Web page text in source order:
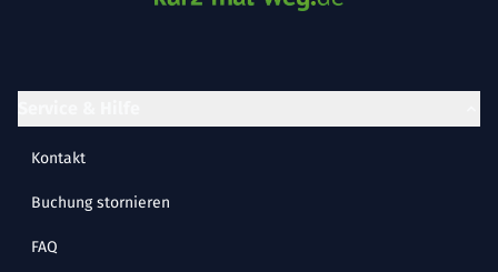
Kontakt
Buchung stornieren
FAQ